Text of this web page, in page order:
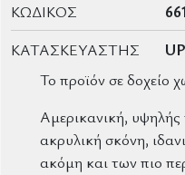
ΚΩΔΙΚΌΣ
ΚΑΤΑΣΚΕΥΑΣΤΉΣ
Το προϊόν σε δοχείο
Αμερικανική,
ακρυλική σκόνη,
ακόμη και των πιο